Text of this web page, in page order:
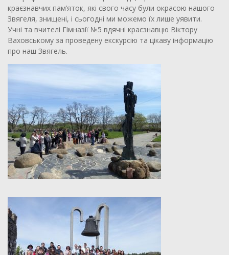
краєзнавчих пам’яток, які свого часу були окрасою нашого
Звягеля, знищені, і сьогодні ми можемо їх лише уявити.
Учні та вчителі Гімназії №5 вдячні краєзнавцю Віктору
Ваховському за проведену екскурсію та цікаву інформацію
про наш Звягель.